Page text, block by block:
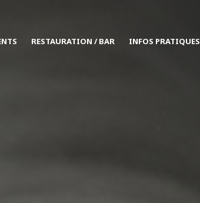
RESTAURATION / BAR INFOS PRATIQUES